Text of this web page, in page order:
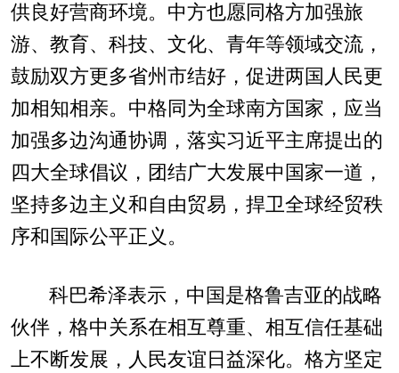
供良好营商环境。中方也愿同格方加强旅
游、教育、科技、文化、青年等领域交流，
鼓励双方更多省州市结好，促进两国人民更
加相知相亲。中格同为全球南方国家，应当
加强多边沟通协调，落实习近平主席提出的
四大全球倡议，团结广大发展中国家一道，
坚持多边主义和自由贸易，捍卫全球经贸秩
序和国际公平正义。
科巴希泽表示，中国是格鲁吉亚的战略
伙伴，格中关系在相互尊重、相互信任基础
上不断发展，人民友谊日益深化。格方坚定